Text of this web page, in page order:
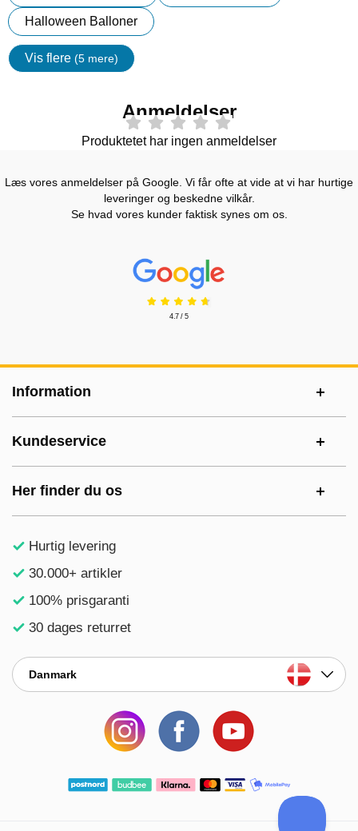
Halloween Balloner
Vis flere (5 mere)
Egenskaper
Anmeldelser
Produktetet har ingen anmeldelser
Læs vores anmeldelser på Google. Vi får ofte at vide at vi har hurtige
leveringer og beskedne vilkår.
Se hvad vores kunder faktisk synes om os.
Prisjakt Anmeldelser: 4.7 Stjerne
4.7 / 5
Information
Kundeservice
Her finder du os
Hurtig levering
30.000+ artikler
100% prisgaranti
30 dages returret
Danmark